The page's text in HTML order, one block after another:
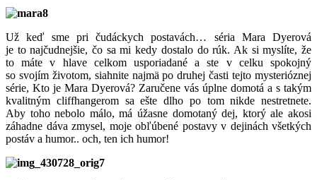
8
Už keď sme pri čudáckych postavách… séria Mara Dyerová
je to najčudnejšie, čo sa mi kedy dostalo do rúk. Ak si myslíte, že
to máte v hlave celkom usporiadané a ste v celku spokojný
so svojím životom, siahnite najmä po druhej časti tejto mysterióznej
série, Kto je Mara Dyerová? Zaručene vás úplne domotá a s takým
kvalitným cliffhangerom sa ešte dlho po tom nikde nestretnete.
Aby toho nebolo málo, má úžasne domotaný dej, ktorý ale akosi
záhadne dáva zmysel, moje obľúbené postavy v dejinách všetkých
postáv a humor.. och, ten ich humor!
7